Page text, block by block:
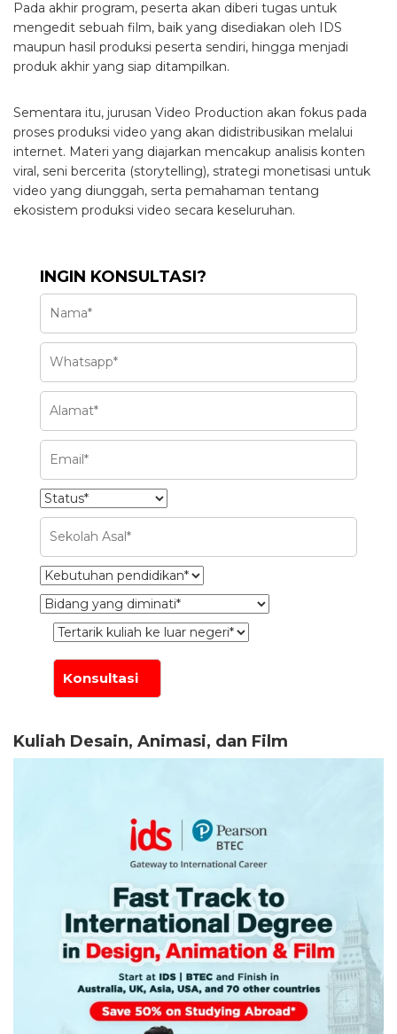
Pada akhir program, peserta akan diberi tugas untuk
mengedit sebuah film, baik yang disediakan oleh IDS
maupun hasil produksi peserta sendiri, hingga menjadi
produk akhir yang siap ditampilkan.
Sementara itu, jurusan Video Production akan fokus pada
proses produksi video yang akan didistribusikan melalui
internet. Materi yang diajarkan mencakup analisis konten
viral, seni bercerita (storytelling), strategi monetisasi untuk
video yang diunggah, serta pemahaman tentang
ekosistem produksi video secara keseluruhan.
INGIN KONSULTASI?
Kuliah Desain, Animasi, dan Film